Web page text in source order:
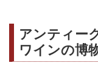
アンティー
ワインの博